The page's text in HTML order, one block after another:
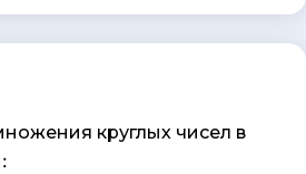
круглых чисел в